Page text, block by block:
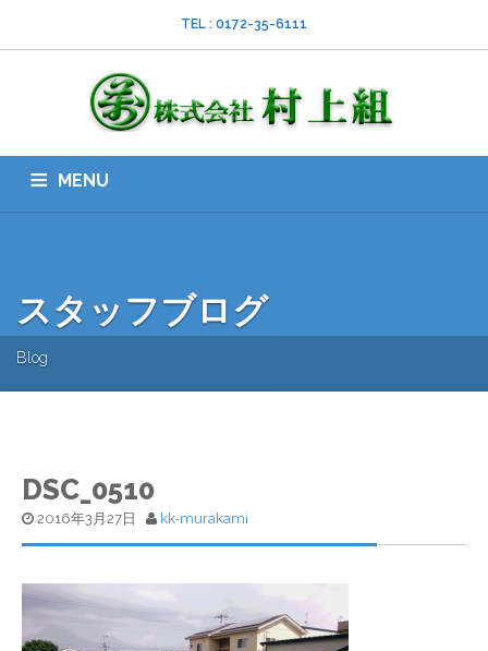
TEL : 0172-35-6111
MENU
スタッフブログ
Blog
DSC_0510
2016年3月27日 kk-murakami